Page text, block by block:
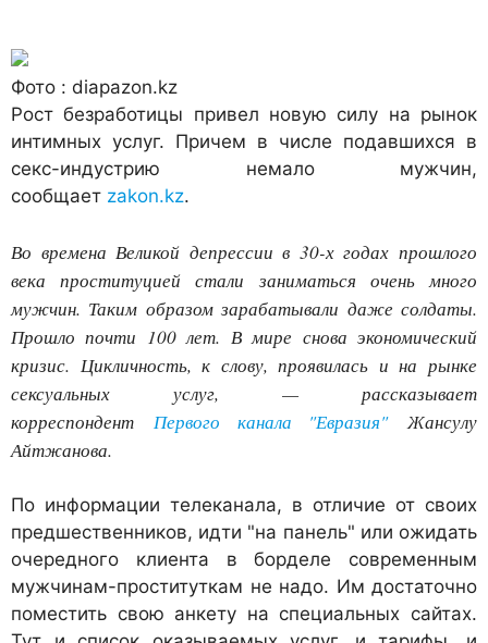
Фото : diapazon.kz
Рост безработицы привел новую силу на рынок
интимных услуг. Причем в числе подавшихся в
секс-индустрию немало мужчин,
сообщает zakon.kz.
Во времена Великой депрессии в 30-х годах прошлого
века проституцией стали заниматься очень много
мужчин. Таким образом зарабатывали даже солдаты.
Прошло почти 100 лет. В мире снова экономический
кризис. Цикличность, к слову, проявилась и на рынке
сексуальных услуг, — рассказывает
корреспондент Первого канала "Евразия"Жансулу
Айтжанова.
По информации телеканала, в отличие от своих
предшественников, идти "на панель" или ожидать
очередного клиента в борделе современным
мужчинам-проституткам не надо. Им достаточно
поместить свою анкету на специальных сайтах.